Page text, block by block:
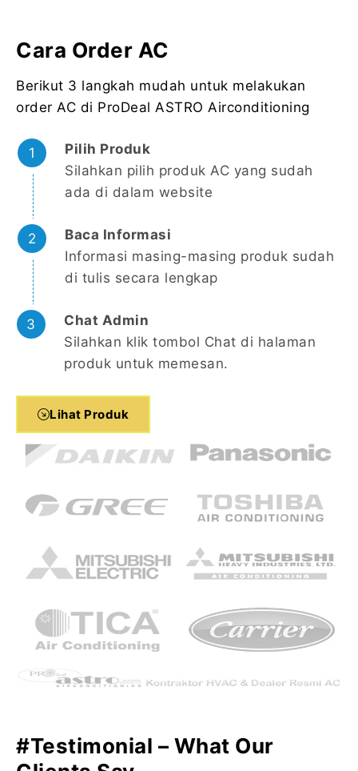
Cara Order AC
Berikut 3 langkah mudah untuk melakukan
order AC di ProDeal ASTRO Airconditioning
Pilih Produk
Silahkan pilih produk AC yang sudah
ada di dalam website
Baca Informasi
Informasi masing-masing produk sudah
di tulis secara lengkap
Chat Admin
Silahkan klik tombol Chat di halaman
produk untuk memesan.
Lihat Produk
#Testimonial – What Our